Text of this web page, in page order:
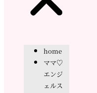
home
ママ♡
エンジ
ェルス